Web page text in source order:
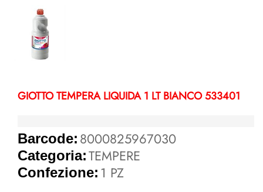
GIOTTO TEMPERA LIQUIDA 1 LT BIANCO 533401
Barcode: 8000825967030
Categoria:TEMPERE
Confezione: 1 PZ